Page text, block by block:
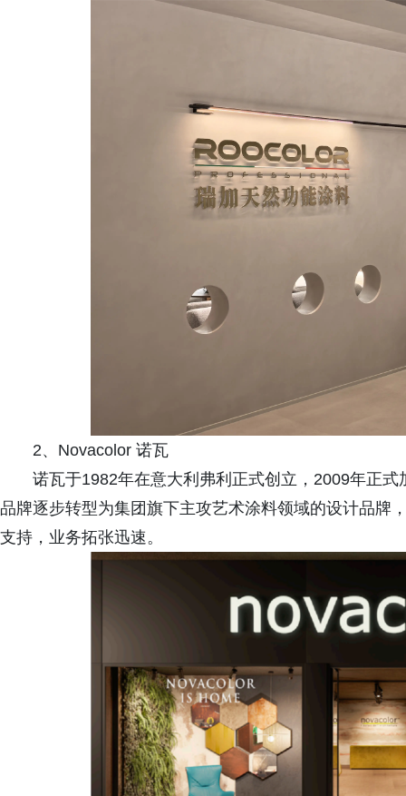
2、Novacolor 诺瓦
诺瓦于1982年在意大利弗利正式创立，2009年正
品牌逐步转型为集团旗下主攻艺术涂料领域的设计品牌
支持，业务拓张迅速。